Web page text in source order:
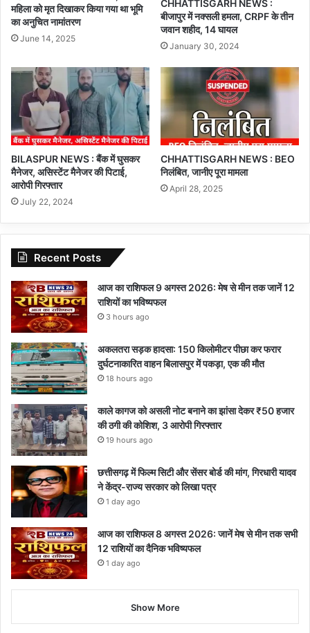
महिला को मृत दिखाकर किया गया था भूमि
का अनुचित नामांतरण
June 14, 2025
CHHATTISGARH NEWS :
बीजापुर में नक्सली हमला, CRPF के तीन
जवान शहीद, 14 घायल
January 30, 2024
BILASPUR NEWS : बैंक में घुसकर
मैनेजर, असिस्टेंट मैनेजर की पिटाई,
आरोपी गिरफ्तार
July 22, 2024
CHHATTISGARH NEWS : BEO
निलंबित, जानीए पूरा मामला
April 28, 2025
Recent Posts
आज का राशिफल 9 अगस्त 2026: मेष से मीन तक जानें 12
राशियों का भविष्यफल
3 hours ago
अकलतरा सड़क हादसा: 150 किलोमीटर पीछा कर फरार
दुर्घटनाकारित वाहन बिलासपुर में पकड़ा, एक की मौत
18 hours ago
काले कागज को असली नोट बनाने का झांसा देकर ₹50 हजार
की ठगी की कोशिश, 3 आरोपी गिरफ्तार
19 hours ago
छत्तीसगढ़ में फिल्म सिटी और सेंसर बोर्ड की मांग, गिरधारी यादव
ने केंद्र-राज्य सरकार को लिखा पत्र
1 day ago
आज का राशिफल 8 अगस्त 2026: जानें मेष से मीन तक सभी
12 राशियों का दैनिक भविष्यफल
1 day ago
Show More